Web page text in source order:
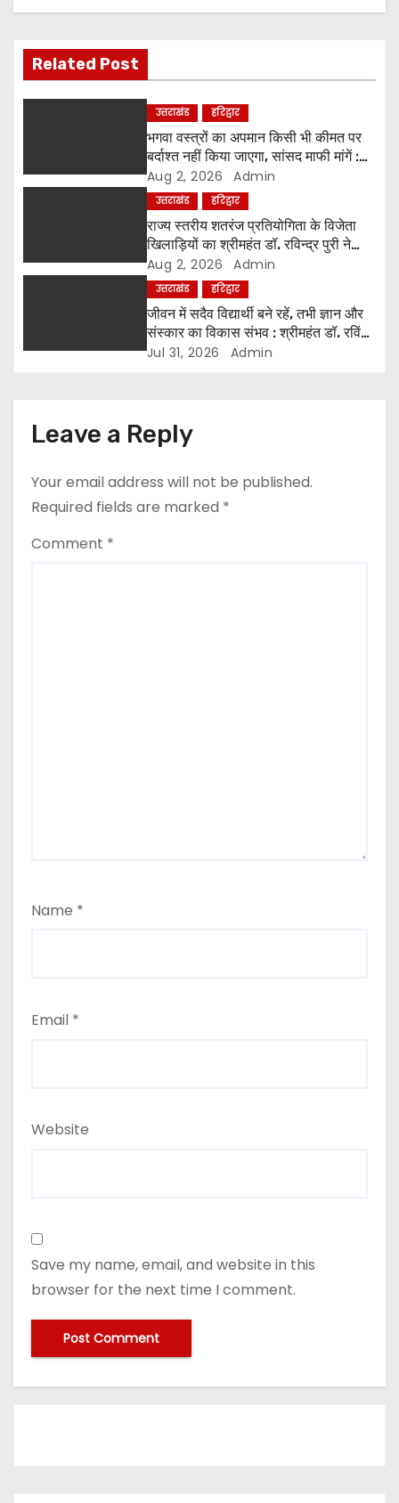
v
g
t
n
Related Post
उत्तराखंड हरिद्वार
भगवा वस्त्रों का अपमान किसी भी कीमत पर
बर्दाश्त नहीं किया जाएगा, सांसद माफी मांगें :
श्रीमहंत डॉ. रविंद्र पुरी महाराज
Aug 2, 2026 Admin
उत्तराखंड हरिद्वार
राज्य स्तरीय शतरंज प्रतियोगिता के विजेता
खिलाड़ियों का श्रीमहंत डॉ. रविन्द्र पुरी ने
किया सम्मान
Aug 2, 2026 Admin
उत्तराखंड हरिद्वार
जीवन में सदैव विद्यार्थी बने रहें, तभी ज्ञान और
संस्कार का विकास संभव : श्रीमहंत डॉ. रविंद्र
पुरी
Jul 31, 2026 Admin
Leave a Reply
Your email address will not be published.
Required fields are marked *
Comment *
Name *
Email *
Website
Save my name, email, and website in this
browser for the next time I comment.